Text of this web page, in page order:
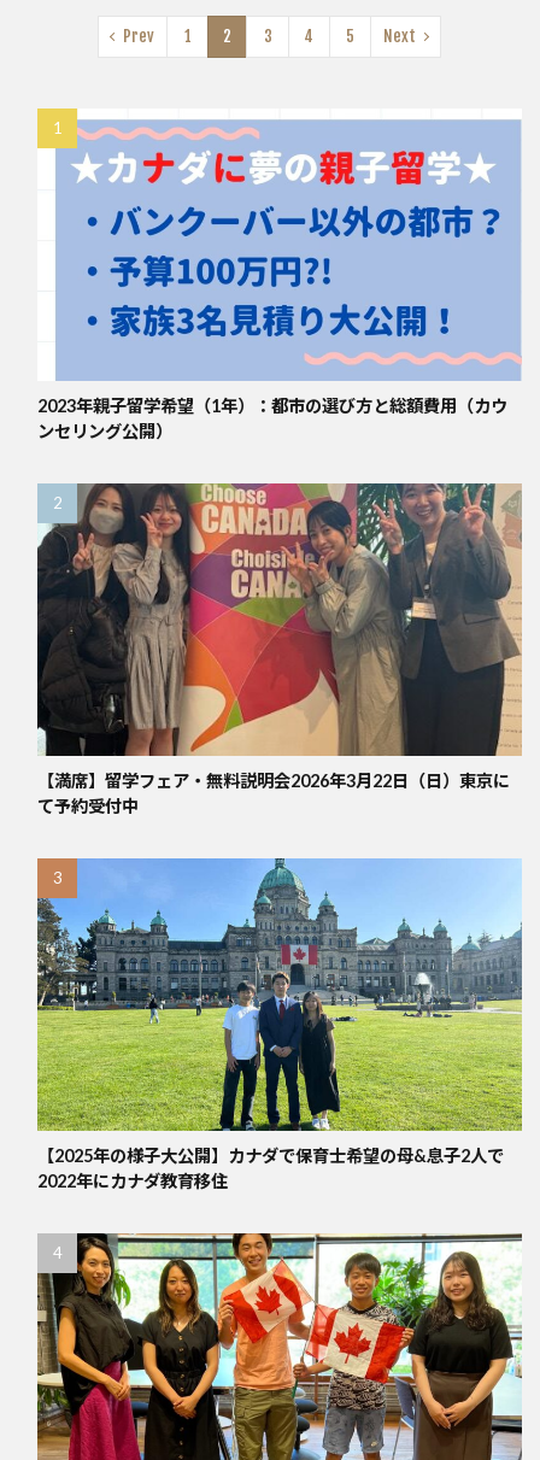
Prev 1 2 3 4 5 Next
2023年親子留学希望（1年）：都市の選び方と総額費用（カウ
ンセリング公開）
【満席】留学フェア・無料説明会2026年3月22日（日）東京に
て予約受付中
【2025年の様子大公開】カナダで保育士希望の母&息子2人で
2022年にカナダ教育移住